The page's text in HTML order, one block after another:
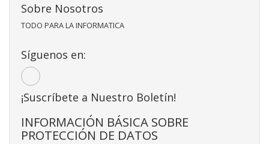
Sobre Nosotros
TODO PARA LA INFORMATICA
Síguenos en:
¡Suscríbete a Nuestro Boletín!
INFORMACIÓN BÁSICA SOBRE
PROTECCIÓN DE DATOS